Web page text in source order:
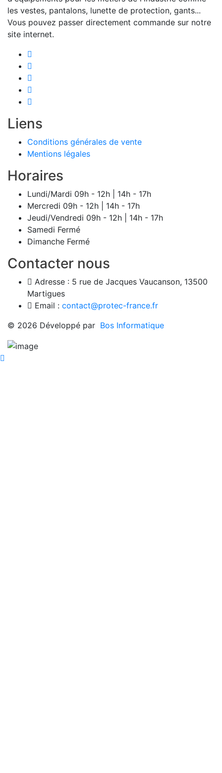
les vestes, pantalons, lunette de protection, gants...
Vous pouvez passer directement commande sur notre
site internet.
Liens
Conditions générales de vente
Mentions légales
Horaires
Lundi/Mardi 09h - 12h | 14h - 17h
Mercredi 09h - 12h | 14h - 17h
Jeudi/Vendredi 09h - 12h | 14h - 17h
Samedi Fermé
Dimanche Fermé
Contacter nous
Adresse : 5 rue de Jacques Vaucanson, 13500
Martigues
Email : contact@protec-france.fr
© 2026 Développé par Bos Informatique